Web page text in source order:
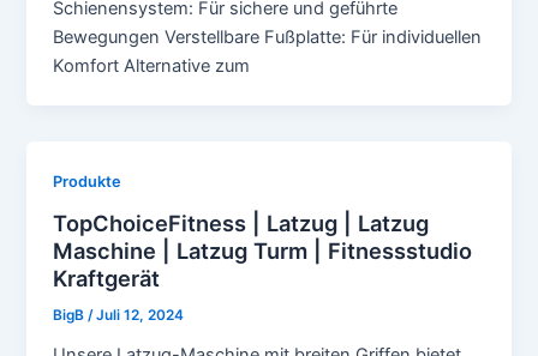
Schienensystem: Für sichere und geführte
Bewegungen Verstellbare Fußplatte: Für individuellen
Komfort Alternative zum
Produkte
TopChoiceFitness | Latzug | Latzug
Maschine | Latzug Turm | Fitnessstudio
Kraftgerät
BigB/Juli 12, 2024